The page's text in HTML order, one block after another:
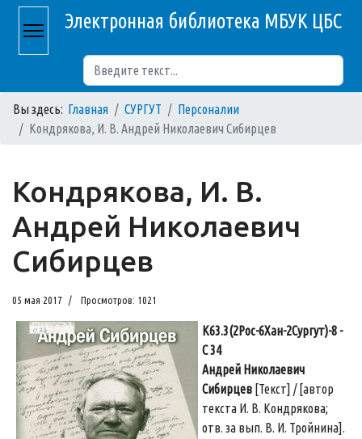
Электронная библиотека МБУК ЦБС
Вы здесь: Главная СУРГУТ
Персоналии
Кондрякова, И. В. Андрей Николаевич Сибирцев
Кондрякова, И. В.
Андрей Николаевич
Сибирцев
05 мая 2017 Просмотров: 1021
К63.3(2Рос-6Хан-2Сургут)-8 -
С 34
Андрей Николаевич
Сибирцев [Текст] / [автор
текста И. В. Кондрякова;
отв. за вып. В. И. Тройнина].